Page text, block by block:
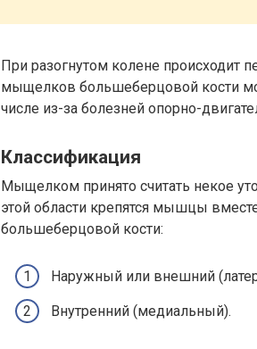
При разогнутом колене происходит
мыщелков большеберцовой кости
числе из-за болезней опорно-
Классификация
Мыщелком принято считать некое
этой области крепятся мышцы
большеберцовой кости:
Наружный или внешний
Внутренний (медиальный).